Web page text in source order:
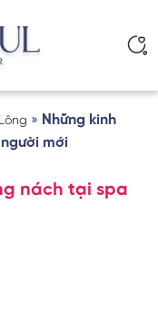
» Những kinh
mới
nách tại spa